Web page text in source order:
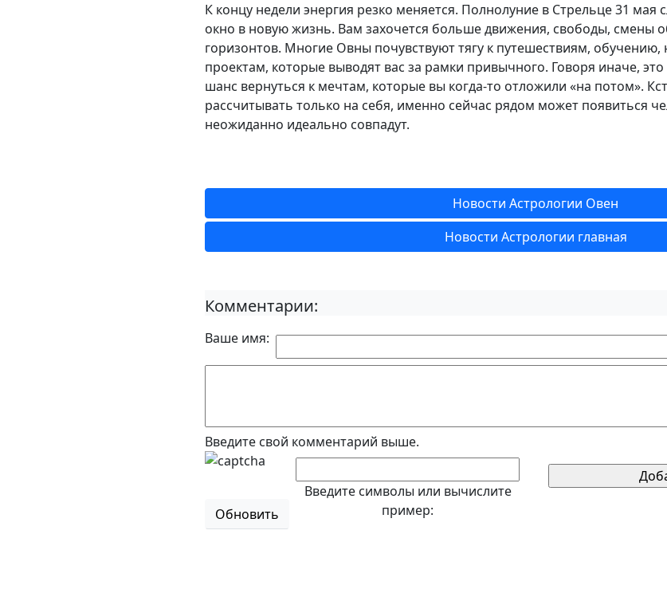
К концу недели энергия резко меняется. Полнолуние в Стрельце 31 мая
окно в новую жизнь. Вам захочется больше движения, свободы, смены
горизонтов. Многие Овны почувствуют тягу к путешествиям,
проектам, которые выводят вас за рамки привычного. Говоря иначе,
шанс вернуться к мечтам, которые вы когда-то отложили «на потом».
рассчитывать только на себя, именно сейчас рядом может появиться
неожиданно идеально совпадут.
Новости Астрологии Овен
Новости Астрологии главная
Комментарии:
Ваше имя:
Введите свой комментарий выше.
Обновить
Введите символы или вычислите
пример: